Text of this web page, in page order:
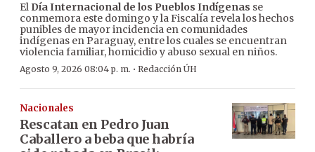
El Día Internacional de los Pueblos Indígenas se
conmemora este domingo y la Fiscalía revela los hechos
punibles de mayor incidencia en comunidades
indígenas en Paraguay, entre los cuales se encuentran
violencia familiar, homicidio y abuso sexual en niños.
Agosto 9, 2026 08:04 p. m. · Redacción ÚH
Nacionales
Rescatan en Pedro Juan
Caballero a beba que habría